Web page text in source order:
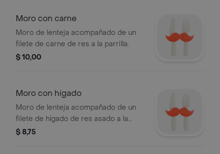
Moro con carne
Moro de lenteja acompañado de un
filete de carne de res a la parrilla.
$ 10,00
Moro con hígado
Moro de lenteja acompañado de un
filete de hígado de res asado a la
parrilla.
$ 8,75